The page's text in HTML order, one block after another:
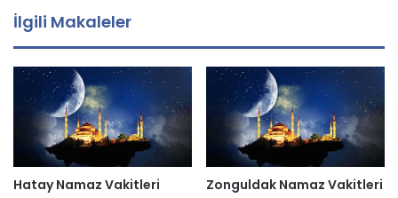
a
d
r
e
s
İlgili Makaleler
Hatay Namaz Vakitleri Zonguldak Namaz Vakitleri